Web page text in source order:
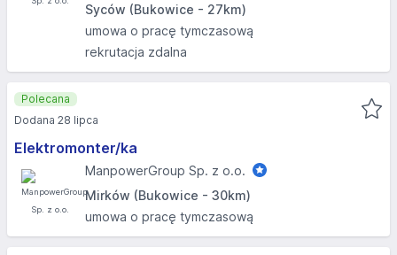
Syców (Bukowice - 27km)
umowa o pracę tymczasową
rekrutacja zdalna
Elektromonter/ka
ManpowerGroup Sp. z o.o.
Mirków (Bukowice - 30km)
umowa o pracę tymczasową
Polecana
Dodana 28 lipca